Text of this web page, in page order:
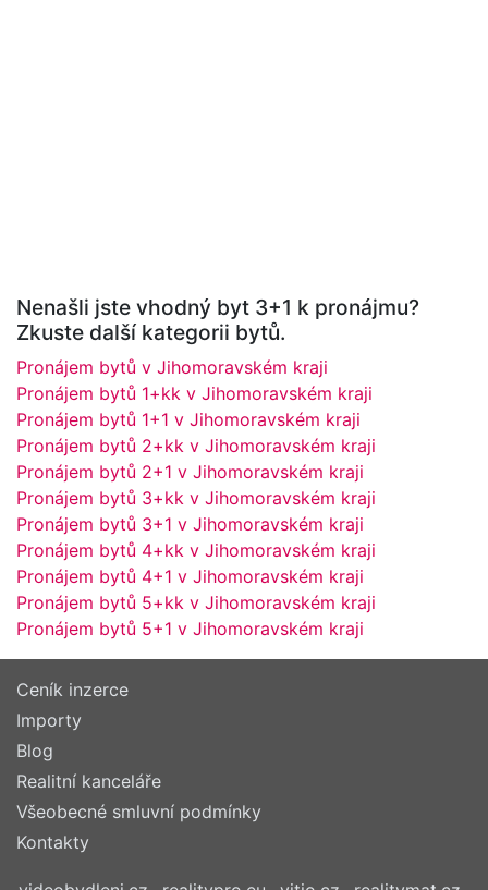
Nenašli jste vhodný byt 3+1 k pronájmu?
Zkuste další kategorii bytů.
Pronájem bytů v Jihomoravském kraji
Pronájem bytů 1+kk v Jihomoravském kraji
Pronájem bytů 1+1 v Jihomoravském kraji
Pronájem bytů 2+kk v Jihomoravském kraji
Pronájem bytů 2+1 v Jihomoravském kraji
Pronájem bytů 3+kk v Jihomoravském kraji
Pronájem bytů 3+1 v Jihomoravském kraji
Pronájem bytů 4+kk v Jihomoravském kraji
Pronájem bytů 4+1 v Jihomoravském kraji
Pronájem bytů 5+kk v Jihomoravském kraji
Pronájem bytů 5+1 v Jihomoravském kraji
Ceník inzerce
Importy
Blog
Realitní kanceláře
Všeobecné smluvní podmínky
Kontakty